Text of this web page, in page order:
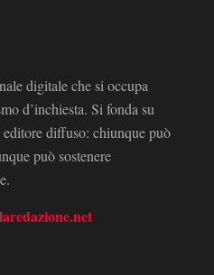
digitale che si occupa
d’inchiesta. Si fonda su
diffuso: chiunque può
può sostenere